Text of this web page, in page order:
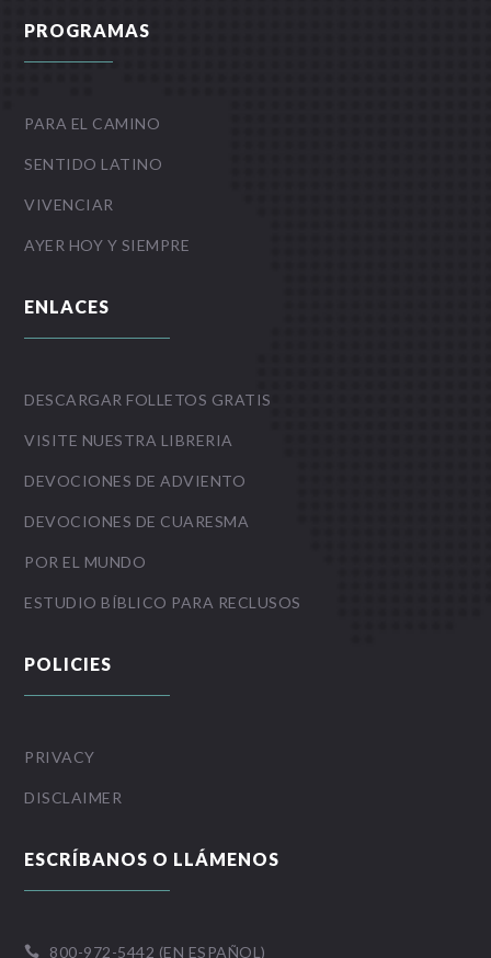
PROGRAMAS
PARA EL CAMINO
SENTIDO LATINO
VIVENCIAR
AYER HOY Y SIEMPRE
ENLACES
DESCARGAR FOLLETOS GRATIS
VISITE NUESTRA LIBRERIA
DEVOCIONES DE ADVIENTO
DEVOCIONES DE CUARESMA
POR EL MUNDO
ESTUDIO BÍBLICO PARA RECLUSOS
POLICIES
PRIVACY
DISCLAIMER
ESCRÍBANOS O LLÁMENOS
 800-972-5442 (EN ESPAÑOL)